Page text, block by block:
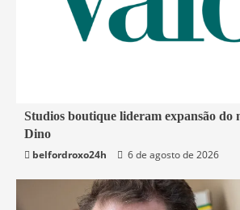
4 min read
Economia
Studios boutique lideram expansão do
Dino
belfordroxo24h
6 de agosto de 2026